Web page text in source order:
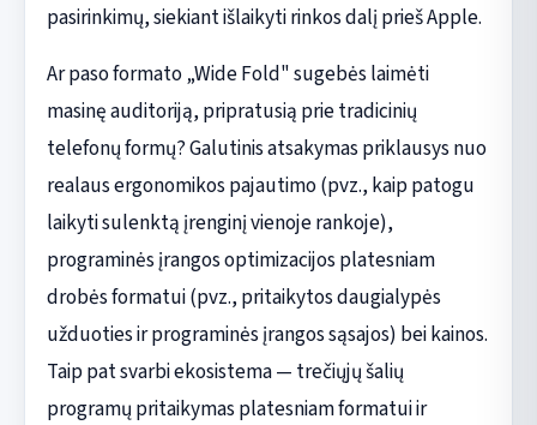
pasirinkimų, siekiant išlaikyti rinkos dalį prieš Apple.
Ar paso formato „Wide Fold" sugebės laimėti
masinę auditoriją, pripratusią prie tradicinių
telefonų formų? Galutinis atsakymas priklausys nuo
realaus ergonomikos pajautimo (pvz., kaip patogu
laikyti sulenktą įrenginį vienoje rankoje),
programinės įrangos optimizacijos platesniam
drobės formatui (pvz., pritaikytos daugialypės
užduoties ir programinės įrangos sąsajos) bei kainos.
Taip pat svarbi ekosistema — trečiųjų šalių
programų pritaikymas platesniam formatui ir